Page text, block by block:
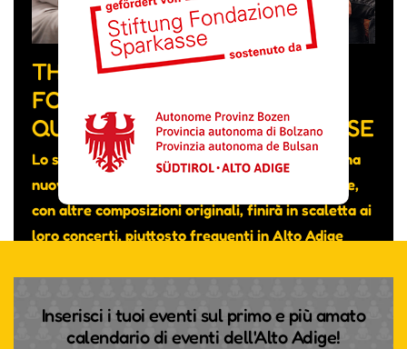
THE FEVER WEEK, LA BAND
FORMATA DA MUSICISTI DI
QUATTRO NAZIONALITÀ DIVERSE
Lo scorso mese hanno pubblicato su YouTube una
nuova canzone intitolata “Really don’t care” che,
con altre composizioni originali, finirà in scaletta ai
loro concerti, piuttosto frequenti in Alto Adige
Inserisci i tuoi eventi sul primo e più amato
calendario di eventi dell'Alto Adige!